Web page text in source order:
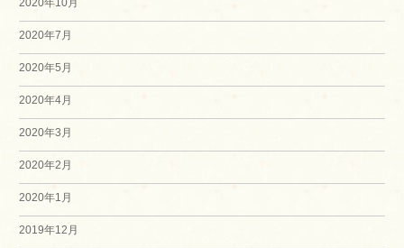
2020年10月
2020年7月
2020年5月
2020年4月
2020年3月
2020年2月
2020年1月
2019年12月